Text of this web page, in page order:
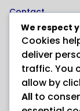
Contact
Home
Kode Etik
Pedoman Hak
Pedoman Media
PRODUK
We respect
Cookies
deliver
traffic. You
allow by
All to